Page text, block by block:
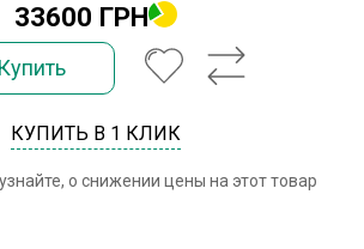
33600 ГРН
Купить
КУПИТЬ В 1 КЛИК
о снижении цены на этот товар